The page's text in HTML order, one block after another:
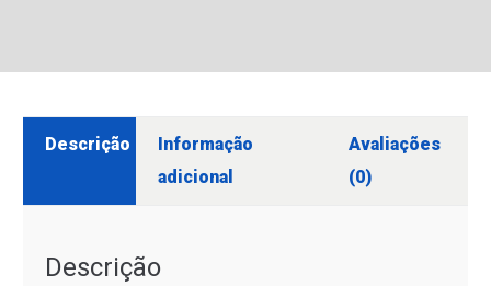
Descrição
Informação
adicional
Avaliações
(0)
Descrição